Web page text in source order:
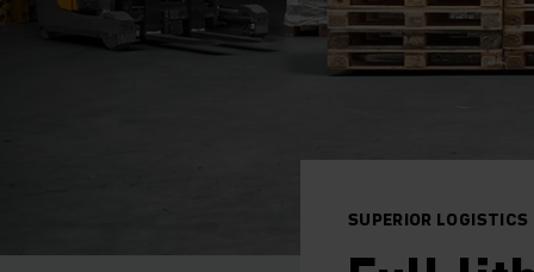
SUPERIOR LOGISTICS